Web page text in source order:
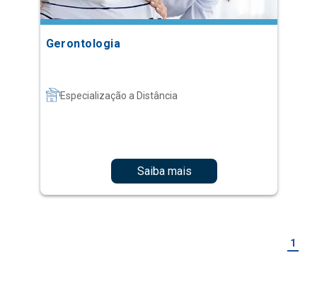
Gerontologia
Especialização a Distância
Saiba mais
1